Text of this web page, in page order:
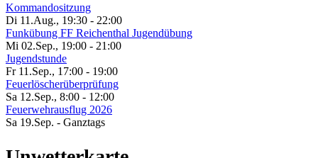
Kommandositzung
Di 11.Aug., 19:30 - 22:00
Funkübung FF Reichenthal Jugendübung
Mi 02.Sep., 19:00 - 21:00
Jugendstunde
Fr 11.Sep., 17:00 - 19:00
Feuerlöscherüberprüfung
Sa 12.Sep., 8:00 - 12:00
Feuerwehrausflug 2026
Sa 19.Sep. - Ganztags